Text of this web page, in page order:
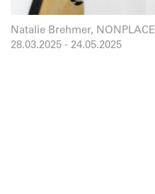
Natalie Brehmer, NONPLACE
28.03.2025 - 24.05.2025